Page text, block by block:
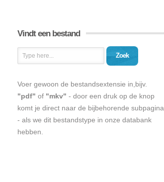
Vindt een bestand
Zoek
Voer gewoon de bestandsextensie in,bijv.
"pdf" of "mkv" - door een druk op de knop
komt je direct naar de bijbehorende subpagina
- als we dit bestandstype in onze databank
hebben.